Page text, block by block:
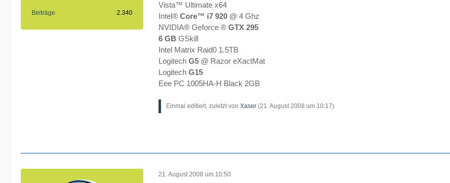
Beiträge 2.340
Vista™ Ultimate x64
Intel® Core™ i7 920 @ 4 Ghz
NVIDIA® Geforce ® GTX 295
6 GB GSkill
Intel Matrix Raid0 1.5TB
Logitech G5 @ Razor eXactMat
Logitech G15
Eee PC 1005HA-H Black 2GB
Einmal editiert, zuletzt von Xaser (21. August 2008 um 10:17)
21. August 2008 um 10:50